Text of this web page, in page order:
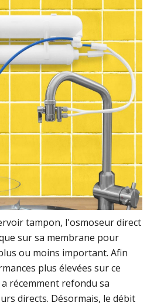
tampon, l'osmoseur direct
sur sa membrane pour
ou moins important. Afin
plus élevées sur ce
récemment refondu sa
directs. Désormais, le débit